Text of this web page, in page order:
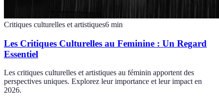
Critiques culturelles et artistiques6 min
Les Critiques Culturelles au Feminine : Un Regard
Essentiel
Les critiques culturelles et artistiques au féminin apportent des
perspectives uniques. Explorez leur importance et leur impact en
2026.